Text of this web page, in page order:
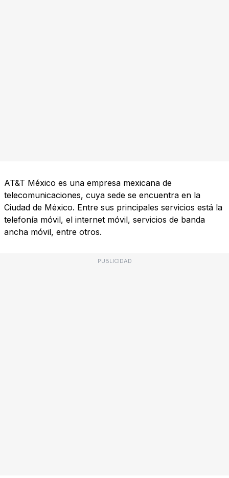
AT&T México es una empresa mexicana de
telecomunicaciones, cuya sede se encuentra en la
Ciudad de México. Entre sus principales servicios está la
telefonía móvil, el internet móvil, servicios de banda
ancha móvil, entre otros.
PUBLICIDAD